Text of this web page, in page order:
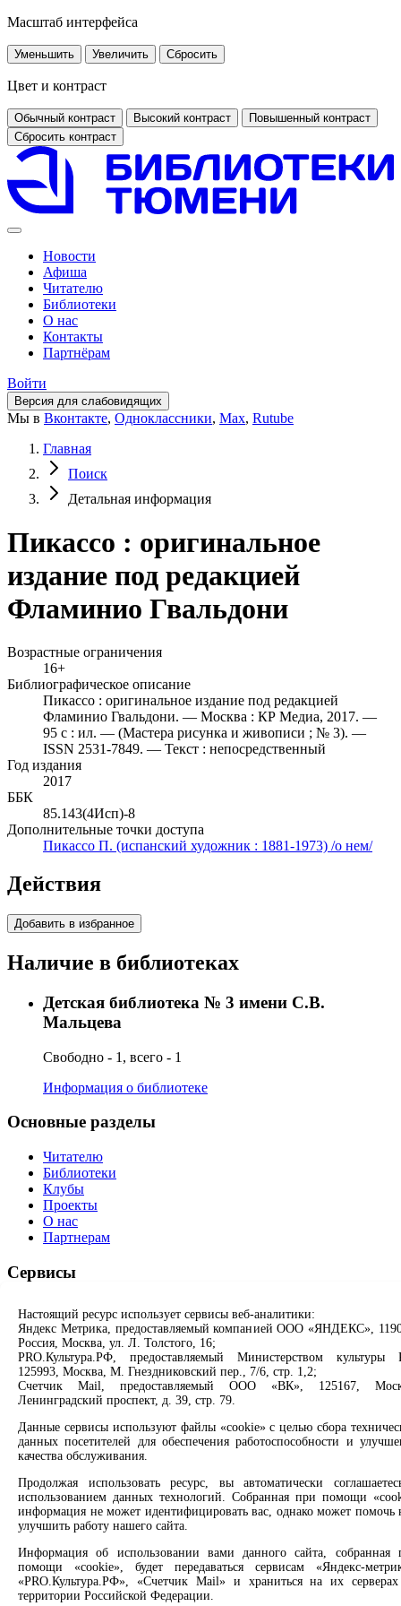
Масштаб интерфейса
Уменьшить Увеличить Сбросить
Цвет и контраст
Обычный контраст Высокий контраст
Повышенный контраст
Сбросить контраст
Новости
Афиша
Читателю
Библиотеки
О нас
Контакты
Партнёрам
Войти
Версия для слабовидящих
Мы в Вконтакте, Одноклассники, Max, Rutube
Главная
Поиск
Детальная информация
Пикассо : оригинальное
издание под редакцией
Фламинио Гвальдони
Возрастные ограничения
16+
Библиографическое описание
Пикассо : оригинальное издание под редакцией
Фламинио Гвальдони. — Москва : КР Медиа, 2017. —
95 с : ил. — (Мастера рисунка и живописи ; № 3). —
ISSN 2531-7849. — Текст : непосредственный
Год издания
2017
ББК
85.143(4Исп)-8
Дополнительные точки доступа
Пикассо П. (испанский художник : 1881-1973) /о нем/
Действия
Добавить в избранное
Наличие в библиотеках
Детская библиотека № 3 имени С.В.
Мальцева
Свободно - 1, всего - 1
Информация о библиотеке
Основные разделы
Читателю
Библиотеки
Клубы
Проекты
О нас
Партнерам
Сервисы
Продлить книгу
Спроси библиотекаря
Спроси краеведа
Оцените качество услуг
Направить обращение директору
Соцсети
Вконтакте
Одноклассники
Rutube
Заметили опечатку? Выделите текст с ошибкой и нажмите
Сообщить об ошибке
Настоящий ресурс использует сервисы веб-аналитики:
Яндекс Метрика, предоставляемый компанией ООО «ЯНДЕКС»,
Россия, Москва, ул. Л. Толстого, 16;
PRO.Культура.РФ, предоставляемый Министерством культуры
125993, Москва, М. Гнездниковский пер., 7/6, стр. 1,2;
Счетчик Mail, предоставляемый ООО «ВК», 125167,
Ленинградский проспект, д. 39, стр. 79.
Данные сервисы используют файлы «cookie» с целью сбора
данных посетителей для обеспечения работоспособности и
качества обслуживания.
Продолжая использовать ресурс, вы автоматически
использованием данных технологий. Собранная при помощи
информация не может идентифицировать вас, однако может помочь
улучшить работу нашего сайта.
Информация об использовании вами данного сайта, собранная
помощи «cookie», будет передаваться сервисам «Яндекс-
«PRO.Культура.РФ», «Счетчик Mail» и храниться на их
территории Российской Федерации.